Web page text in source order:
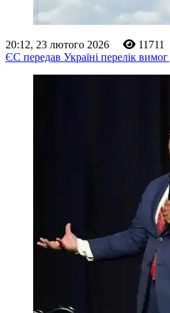
20:12, 23 лютого 2026
11711
ЄС передав Україні перелік